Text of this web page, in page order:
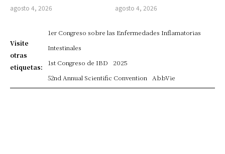
agosto 4, 2026 agosto 4, 2026
Visite
otras
etiquetas:
1er Congreso sobre las Enfermedades Inflamatorias
Intestinales
1st Congreso de IBD
2025
52nd Annual Scientific Convention
AbbVie